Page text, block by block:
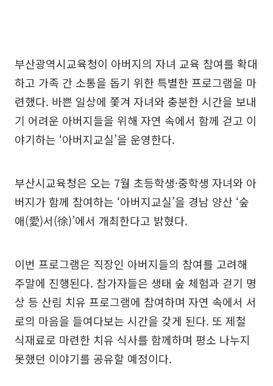
부산광역시교육청이 아버지의 자녀 교육 참여를 확대
하고 가족 간 소통을 돕기 위한 특별한 프로그램을 마
련했다. 바쁜 일상에 쫓겨 자녀와 충분한 시간을 보내
기 어려운 아버지들을 위해 자연 속에서 함께 걷고 이
야기하는 ‘아버지교실’을 운영한다.
부산시교육청은 오는 7월 초등학생·중학생 자녀와 아
버지가 함께 참여하는 ‘아버지교실’을 경남 양산 ‘숲
애(愛)서(徐)’에서 개최한다고 밝혔다.
이번 프로그램은 직장인 아버지들의 참여를 고려해
주말에 진행된다. 참가자들은 생태 숲 체험과 걷기 명
상 등 산림 치유 프로그램에 참여하며 자연 속에서 서
로의 마음을 들여다보는 시간을 갖게 된다. 또 제철
식재료로 마련한 치유 식사를 함께하며 평소 나누지
못했던 이야기를 공유할 예정이다.